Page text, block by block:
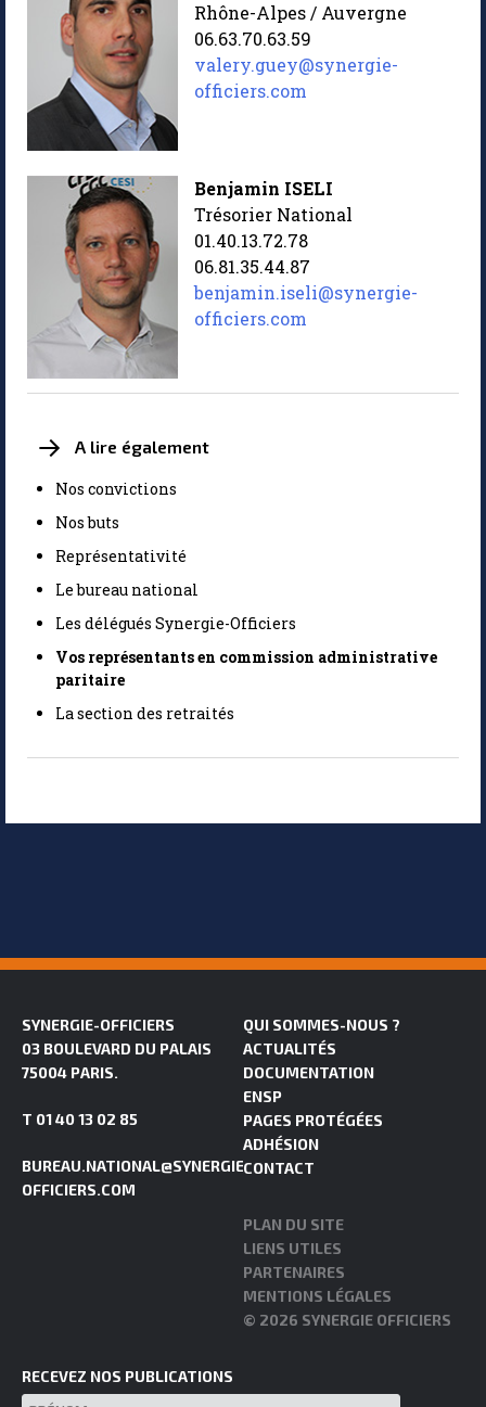
Rhône-Alpes / Auvergne
06.63.70.63.59
valery.guey@synergie-
officiers.com
Benjamin ISELI
Trésorier National
01.40.13.72.78
06.81.35.44.87
benjamin.iseli@synergie-
officiers.com
A lire également
Nos convictions
Nos buts
Représentativité
Le bureau national
Les délégués Synergie-Officiers
Vos représentants en commission administrative
paritaire
La section des retraités
SYNERGIE-OFFICIERS
03 BOULEVARD DU PALAIS
75004 PARIS.
T 01 40 13 02 85
BUREAU.NATIONAL@SYNERGIE-
OFFICIERS.COM
QUI SOMMES-NOUS ?
ACTUALITÉS
DOCUMENTATION
ENSP
PAGES PROTÉGÉES
ADHÉSION
CONTACT
PLAN DU SITE
LIENS UTILES
PARTENAIRES
MENTIONS LÉGALES
© 2026 SYNERGIE OFFICIERS
RECEVEZ NOS PUBLICATIONS